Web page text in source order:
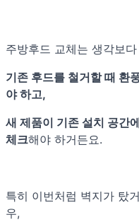
주방후드 교체는 생각보
기존 후드를 철거할 때 환
야 하고,
새 제품이 기존 설치 공간
체크해야 하거든요.
특히 이번처럼 벽지가 탔
우,